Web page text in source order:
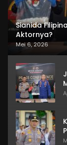
Sianida
Aktornya?
Mei 6, 2026